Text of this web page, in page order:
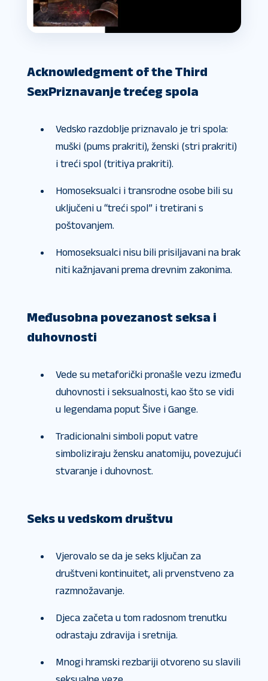
Acknowledgment of the Third
SexPriznavanje trećeg spola
Vedsko razdoblje priznavalo je tri spola:
muški (pums prakriti), ženski (stri prakriti)
i treći spol (tritiya prakriti).
Homoseksualci i transrodne osobe bili su
uključeni u “treći spol” i tretirani s
poštovanjem.
Homoseksualci nisu bili prisiljavani na brak
niti kažnjavani prema drevnim zakonima.
Međusobna povezanost seksa i
duhovnosti
Vede su metaforički pronašle vezu između
duhovnosti i seksualnosti, kao što se vidi
u legendama poput Šive i Gange.
Tradicionalni simboli poput vatre
simboliziraju žensku anatomiju, povezujući
stvaranje i duhovnost.
Seks u vedskom društvu
Vjerovalo se da je seks ključan za
društveni kontinuitet, ali prvenstveno za
razmnožavanje.
Djeca začeta u tom radosnom trenutku
odrastaju zdravija i sretnija.
Mnogi hramski rezbariji otvoreno su slavili